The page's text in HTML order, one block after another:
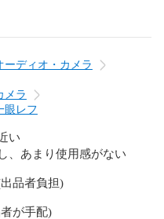
ーディオ・カメラ
メラ
眼レフ
い
、あまり使用感がない
品者負担)
が手配)